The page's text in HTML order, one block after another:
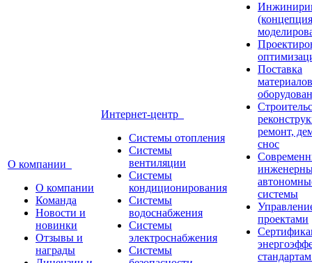
О компании
О компании
Команда
Новости и
новинки
Отзывы и
награды
Интернет-центр
Системы отопления
Системы
вентиляции
Системы
кондиционирования
Системы
водоснабжения
Системы
электроснабжения
Системы
Поставка
ремонт,
снос
системы
проектами